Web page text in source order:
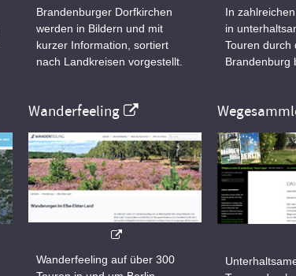
Brandenburger Dorfkirchen
werden in Bildern und mit
kurzer Information, sortiert
nach Landkreisen vorgestellt.
In
in
Touren durch
Brandenburg
Wanderfeeling
Wanderfeeling auf über 300